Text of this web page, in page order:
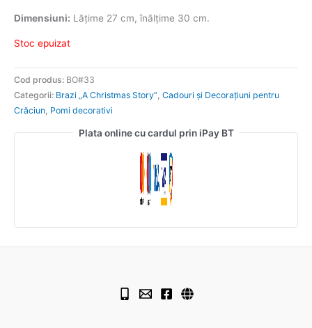
Dimensiuni: Lățime 27 cm, înălțime 30 cm.
Stoc epuizat
Cod produs: BO#33
Categorii: Brazi „A Christmas Story” Cadouri și Decorațiuni pentru
Crăciun Pomi decorativi
Plata online cu cardul prin iPay BT